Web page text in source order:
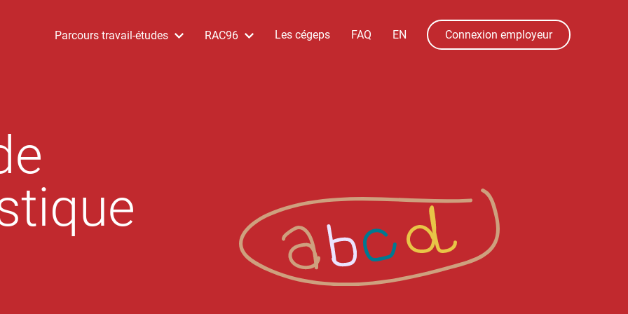
Parcours travail-études RAC96 Les cégeps FAQ
menu.language
menu.en
EN Connexion employeur